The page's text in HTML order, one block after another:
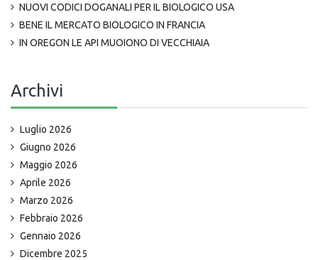
NUOVI CODICI DOGANALI PER IL BIOLOGICO USA
BENE IL MERCATO BIOLOGICO IN FRANCIA
IN OREGON LE API MUOIONO DI VECCHIAIA
Archivi
Luglio 2026
Giugno 2026
Maggio 2026
Aprile 2026
Marzo 2026
Febbraio 2026
Gennaio 2026
Dicembre 2025